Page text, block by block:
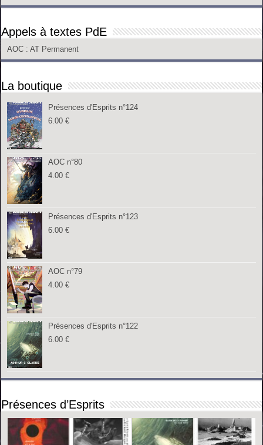
Appels à textes PdE
AOC : AT Permanent
La boutique
Présences d'Esprits n°124
6.00€
AOC n°80
4.00€
Présences d'Esprits n°123
6.00€
AOC n°79
4.00€
Présences d'Esprits n°122
6.00€
Présences d’Esprits